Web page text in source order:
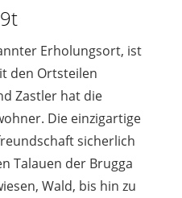
Erholungsort, ist
den Ortsteilen
Zastler hat die
Die einzigartige
sicherlich
Talauen der Brugga
Wald, bis hin zu